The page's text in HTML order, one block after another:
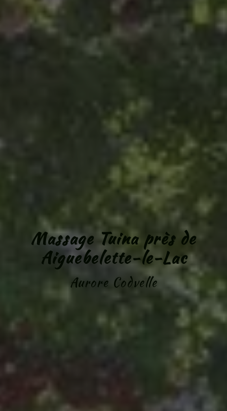
Massage Tuina près de
Aiguebelette-le-Lac
Aurore Codvelle